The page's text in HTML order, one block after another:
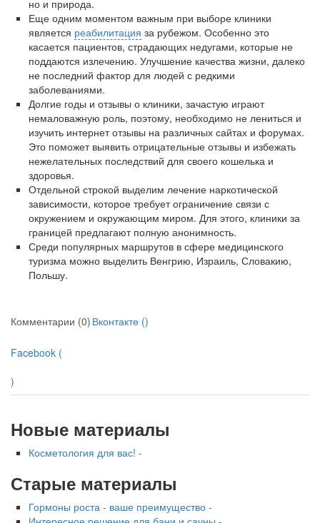
бесплатно, в течении всего срока лечения...
но и природа.
Еще одним моментом важным при выборе клиники
является реабилитация за рубежом. Особенно это
касается пациентов, страдающих недугами, которые не
поддаются излечению. Улучшение качества жизни, далеко
не последний фактор для людей с редкими
заболеваниями.
Долгие годы и отзывы о клиники, зачастую играют
немаловажную роль, поэтому, необходимо не лениться и
изучить интернет отзывы на различных сайтах и форумах.
Это поможет выявить отрицательные отзывы и избежать
нежелательных последствий для своего кошелька и
здоровья.
Отдельной строкой выделим лечение наркотической
зависимости, которое требует ограничение связи с
окружением и окружающим миром. Для этого, клиники за
границей предлагают полную анонимность.
Среди популярных маршрутов в сфере медицинского
туризма можно выделить Венгрию, Израиль, Словакию,
Польшу.
Комментарии (0) Вконтакте ()
Facebook (
)
Новые материалы
Косметология для вас! -
Старые материалы
Гормоны роста - ваше преимущество -